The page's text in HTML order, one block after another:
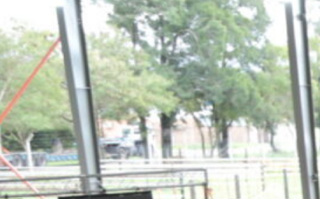
Es sabido que el Parlamento de la
productos si estos proceden de
las empresas importadoras,
trazabilidad mediante datos de
satelitales. Esta medida puede
En base al conocimiento científico y
las ventajas competitivas que se le
para que su producción decarne,
zona libre de riesgos de
barreras internacionales en una